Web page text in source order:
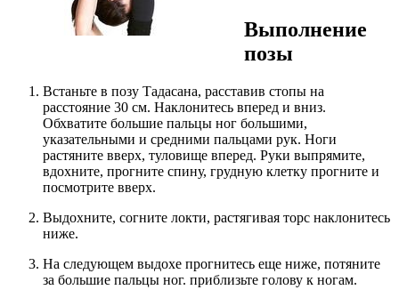
Выполнение
позы
Встаньте в позу Тадасана, расставив стопы на
расстояние 30 см. Наклонитесь вперед и вниз.
Обхватите большие пальцы ног большими,
указательными и средними пальцами рук. Ноги
растяните вверх, туловище вперед. Руки выпрямите,
вдохните, прогните спину, грудную клетку прогните и
посмотрите вверх.
Выдохните, согните локти, растягивая торс наклонитесь
ниже.
На следующем выдохе прогнитесь еще ниже, потяните
за большие пальцы ног. приблизьте голову к ногам.